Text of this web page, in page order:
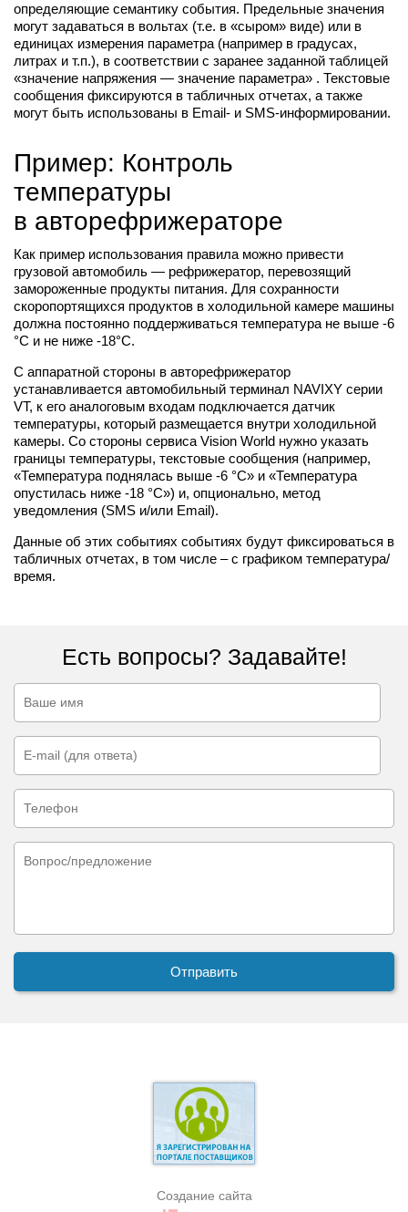
определяющие семантику события. Предельные значения
могут задаваться в вольтах (т.е. в «сыром» виде) или в
единицах измерения параметра (например в градусах,
литрах и т.п.), в соответствии с заранее заданной таблицей
«значение напряжения — значение параметра» . Текстовые
сообщения фиксируются в табличных отчетах, а также
могут быть использованы в Email- и SMS-информировании.
Пример: Контроль
температуры
в авторефрижераторе
Как пример использования правила можно привести
грузовой автомобиль — рефрижератор, перевозящий
замороженные продукты питания. Для сохранности
скоропортящихся продуктов в холодильной камере машины
должна постоянно поддерживаться температура не выше -6
°C и не ниже -18°C.
С аппаратной стороны в авторефрижератор
устанавливается автомобильный терминал NAVIXY серии
VT, к его аналоговым входам подключается датчик
температуры, который размещается внутри холодильной
камеры. Со стороны сервиса Vision World нужно указать
границы температуры, текстовые сообщения (например,
«Температура поднялась выше -6 °C» и «Температура
опустилась ниже -18 °C») и, опционально, метод
уведомления (SMS и/или Email).
Данные об этих событиях событиях будут фиксироваться в
табличных отчетах, в том числе – с графиком температура/
время.
Есть вопросы? Задавайте!
Создание сайта